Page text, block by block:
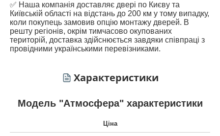
✅ Наша компанія доставляє двері по Києву та
Київській області на відстань до 200 км у тому випадку,
коли покупець замовив опцію монтажу дверей. В
решту регіонів, окрім тимчасово окупованих
територій, доставка здійснюється завдяки співпраці з
провідними українськими перевізниками.
Характеристики
Модель "Атмосфера" характеристики
Ціна